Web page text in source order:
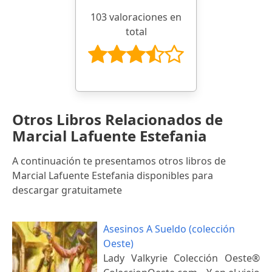
103 valoraciones en
total
Otros Libros Relacionados de
Marcial Lafuente Estefania
A continuación te presentamos otros libros de
Marcial Lafuente Estefania disponibles para
descargar gratuitamete
Asesinos A Sueldo (colección
Oeste)
Lady Valkyrie Colección Oeste®